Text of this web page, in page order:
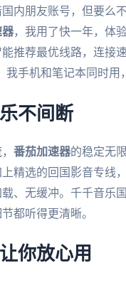
内朋友账号，但要么
器，我用了快一年，体
推荐最优线路，连接
我手机和笔记本同时
不间断
番茄加速器的稳定无
精选的回国影音专线
、无缓冲。千千音乐
都听得更清晰。
你放心用